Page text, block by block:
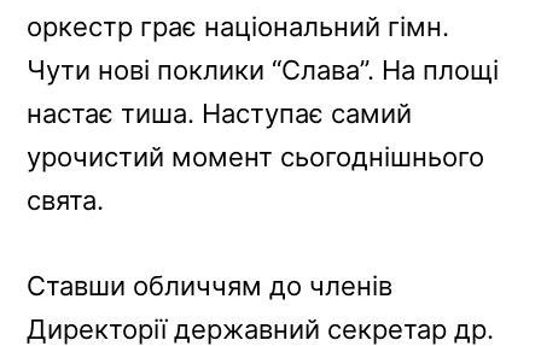
оркестр грає національний гімн.
Чути нові поклики “Слава”. На площі
настає тиша. Наступає самий
урочистий момент сьогоднішнього
свята.
Ставши обличчям до членів
Директорії державний секретар др.